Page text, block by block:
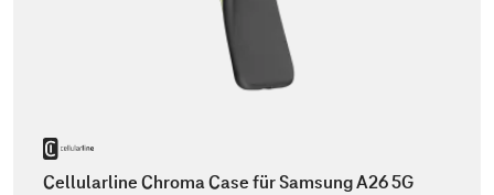
Cellularline Chroma Case für Samsung A26 5G